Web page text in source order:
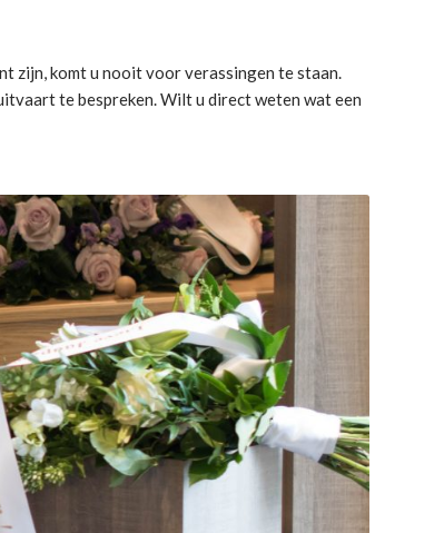
zijn, komt u nooit voor verassingen te staan.
te bespreken. Wilt u direct weten wat een